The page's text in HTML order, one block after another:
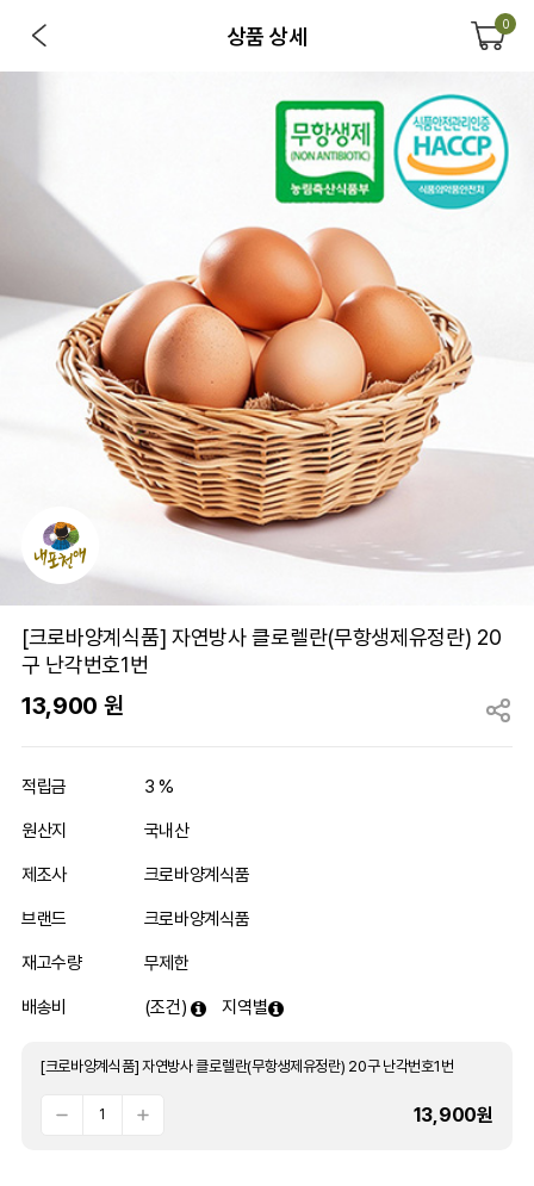
상품 상세 0
[크로바양계식품] 자연방사 클로렐란(무항생제유정란) 20
구 난각번호1번
13,900 원
적립금 3 %
원산지 국내산
제조사 크로바양계식품
브랜드 크로바양계식품
재고수량 무제한
배송비 (조건) 지역별
[크로바양계식품] 자연방사 클로렐란(무항생제유정란) 20구 난각번호1번
13,900원